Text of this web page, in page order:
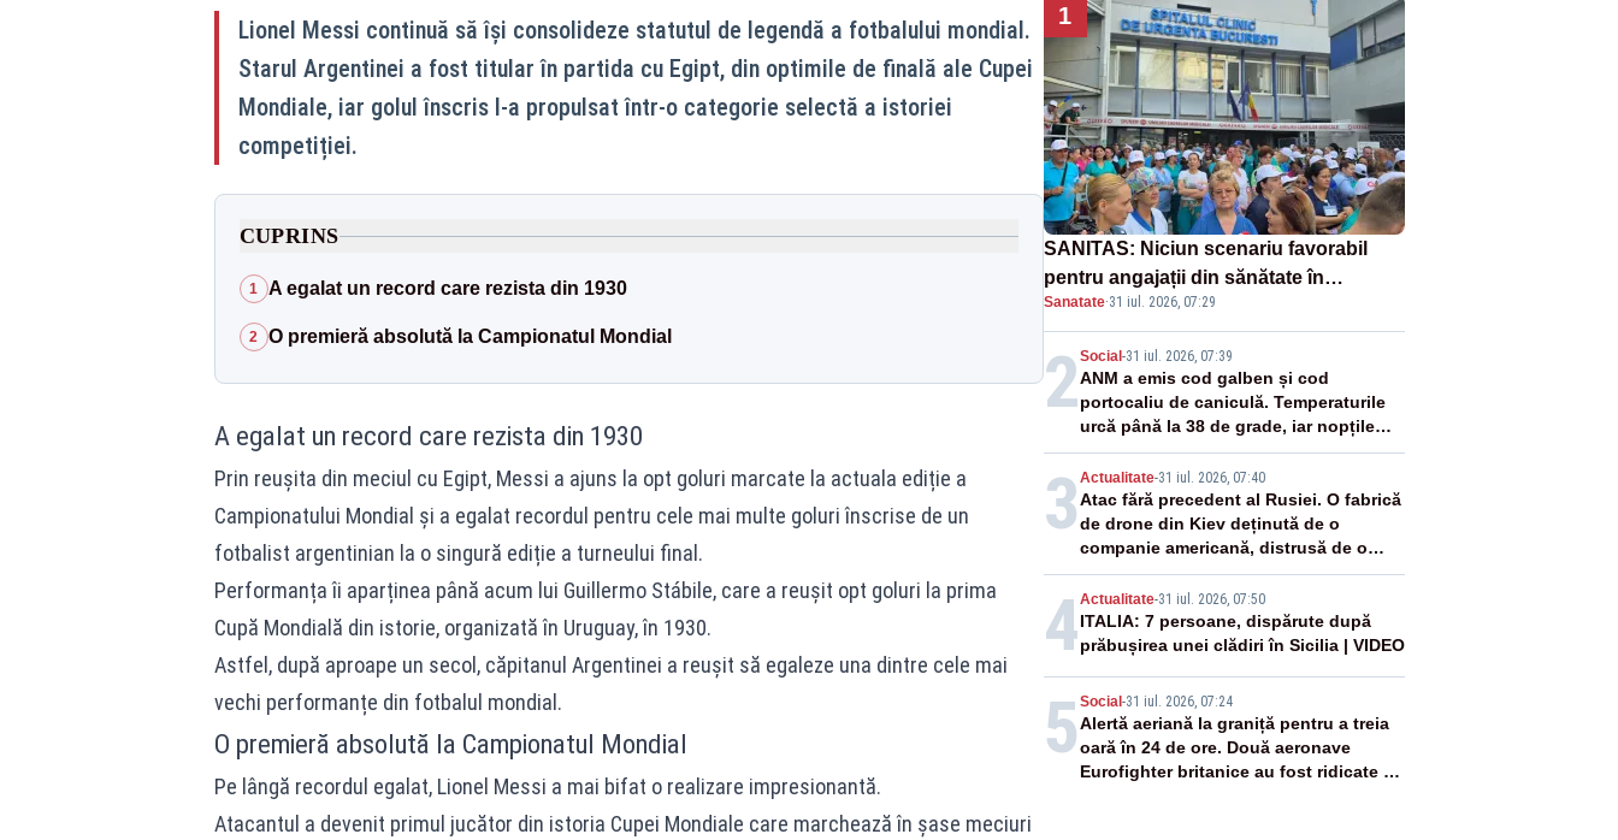
Lionel Messi continuă să își consolideze statutul de legendă a fotbalului mondial.
Starul Argentinei a fost titular în partida cu Egipt, din optimile de finală ale Cupei
Mondiale, iar golul înscris l-a propulsat într-o categorie selectă a istoriei
competiției.
CUPRINS
1 A egalat un record care rezista din 1930
2 O premieră absolută la Campionatul Mondial
A egalat un record care rezista din 1930
Prin reușita din meciul cu Egipt, Messi a ajuns la opt goluri marcate la actuala ediție a
Campionatului Mondial și a egalat recordul pentru cele mai multe goluri înscrise de un
fotbalist argentinian la o singură ediție a turneului final.
Performanța îi aparținea până acum lui Guillermo Stábile, care a reușit opt goluri la prima
Cupă Mondială din istorie, organizată în Uruguay, în 1930.
Astfel, după aproape un secol, căpitanul Argentinei a reușit să egaleze una dintre cele mai
vechi performanțe din fotbalul mondial.
O premieră absolută la Campionatul Mondial
Pe lângă recordul egalat, Lionel Messi a mai bifat o realizare impresionantă.
Atacantul a devenit primul jucător din istoria Cupei Mondiale care marchează în șase meciuri
1
SANITAS: Niciun scenariu favorabil
pentru angajații din sănătate în
proiectul Legii salarizării
Sanatate·31 iul. 2026, 07:29
2Social -31 iul. 2026, 07:39
ANM a emis cod galben și cod
portocaliu de caniculă. Temperaturile
urcă până la 38 de grade, iar nopțile
devin tropicale
3 Actualitate-31 iul. 2026, 07:40
Atac fără precedent al Rusiei. O fabrică
de drone din Kiev deținută de o
companie americană, distrusă de o
rachetă rusească
4Actualitate-31 iul. 2026, 07:50
ITALIA: 7 persoane, dispărute după
prăbușirea unei clădiri în Sicilia | VIDEO
5 Social -31 iul. 2026, 07:24
Alertă aeriană la graniță pentru a treia
oară în 24 de ore. Două aeronave
Eurofighter britanice au fost ridicate de